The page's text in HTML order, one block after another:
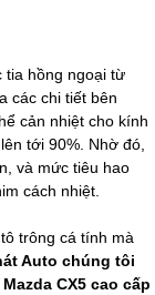
tia hồng ngoại từ
các chi tiết bên
cản nhiệt cho kính
tới 90%. Nhờ đó,
và mức tiêu hao
cách nhiệt.
trông cá tính mà
Auto chúng tôi
CX5 cao cấp